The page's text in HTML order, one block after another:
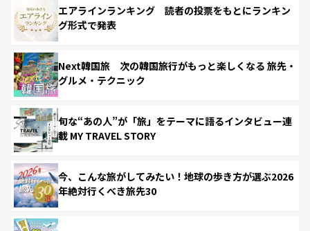
エアラインランキング 読者の投票をもとにランキン
グ形式で発表
Next韓国旅 次の韓国旅行がもっと楽しくなる 旅先・
グルメ・テクニック
旬な“あの人”が「旅」をテーマに語るインタビュー連
載 MY TRAVEL STORY
今、こんな旅がしてみたい！地球の歩き方が選ぶ2026
年絶対行くべき旅先30